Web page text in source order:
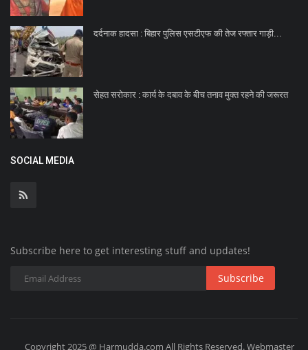
दर्दनाक हादसा : बिहार पुलिस एसटीएफ की तेज रफ्तार गाड़ी...
सेहत सरोकार : कार्य के दबाव के बीच तनाव मुक्त रहने की जरूरत
SOCIAL MEDIA
Subscribe here to get interesting stuff and updates!
Subscribe
Copyright 2025 @ Harmudda.com All Rights Reserved. Webmaster